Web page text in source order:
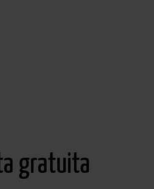
gratuita